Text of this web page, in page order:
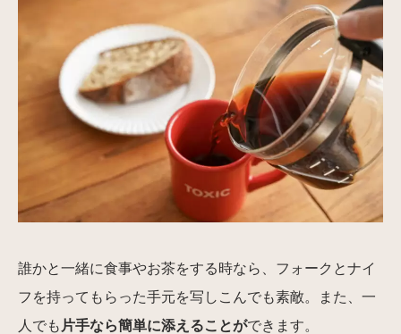
誰かと一緒に食事やお茶をする時なら、フォークとナイ
フを持ってもらった手元を写しこんでも素敵。また、一
人でも 片手なら簡単に添えることができます。